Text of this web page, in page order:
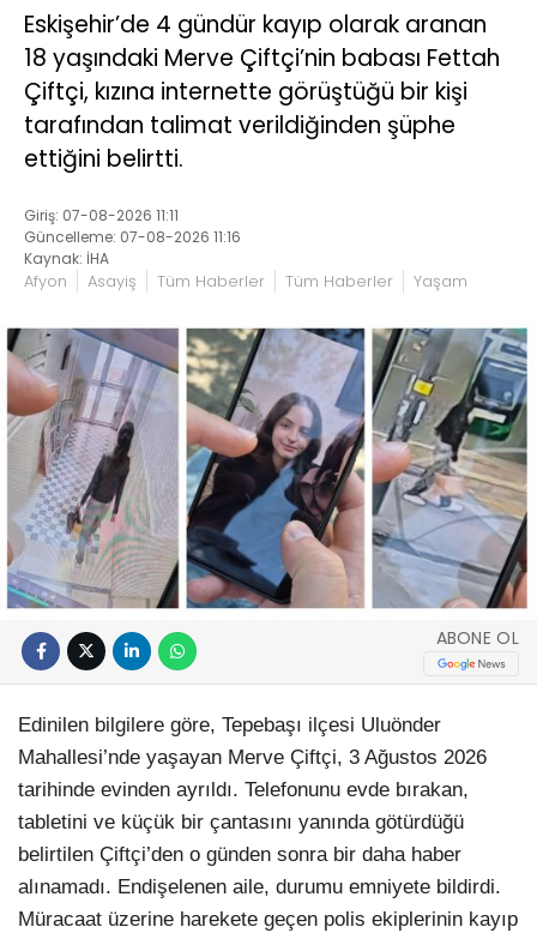
Eskişehir’de 4 gündür kayıp olarak aranan
18 yaşındaki Merve Çiftçi’nin babası Fettah
Çiftçi, kızına internette görüştüğü bir kişi
tarafından talimat verildiğinden şüphe
ettiğini belirtti.
Giriş: 07-08-2026 11:11
Güncelleme: 07-08-2026 11:16
Kaynak: İHA
Afyon Asayiş Tüm Haberler Tüm Haberler Yaşam
ABONE OL
Edinilen bilgilere göre, Tepebaşı ilçesi Uluönder
Mahallesi’nde yaşayan Merve Çiftçi, 3 Ağustos 2026
tarihinde evinden ayrıldı. Telefonunu evde bırakan,
tabletini ve küçük bir çantasını yanında götürdüğü
belirtilen Çiftçi’den o günden sonra bir daha haber
alınamadı. Endişelenen aile, durumu emniyete bildirdi.
Müracaat üzerine harekete geçen polis ekiplerinin kayıp